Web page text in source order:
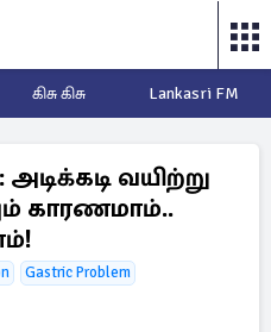
கிசு கிசு Lankasri FM
அடிக்கடி வயிற்று
காரணமாம்..
Gastric Problem